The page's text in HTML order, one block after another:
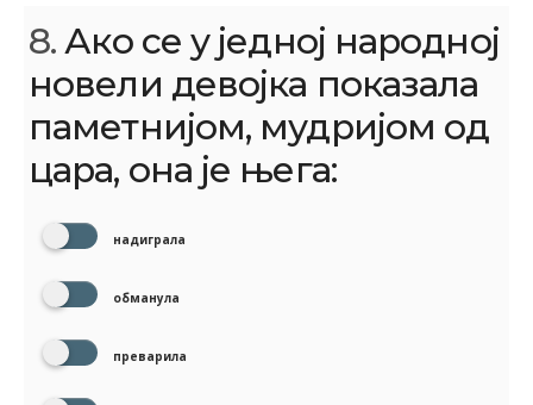
8.Ако се у једној народној
новели девојка показала
паметнијом, мудријом од
цара, она је њега:
надиграла
обманула
преварила